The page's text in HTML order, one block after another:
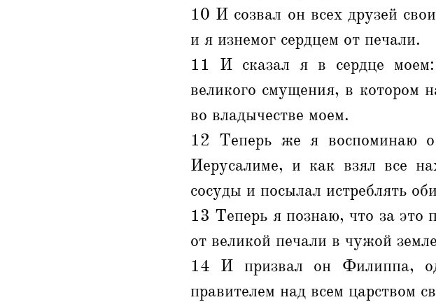
10 И созвал он всех друзей
и я изнемог сердцем от печали.
11 И сказал я в сердце
великого смущения, в котором
во владычестве моем.
12 Теперь же я воспоминаю
Иерусалиме, и как взял все
сосуды и посылал истреблять
13 Теперь я познаю, что за это
от великой печали в чужой
14 И призвал он Филиппа,
правителем над всем царством